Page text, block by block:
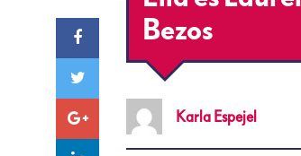
Bezos
Karla Espejel